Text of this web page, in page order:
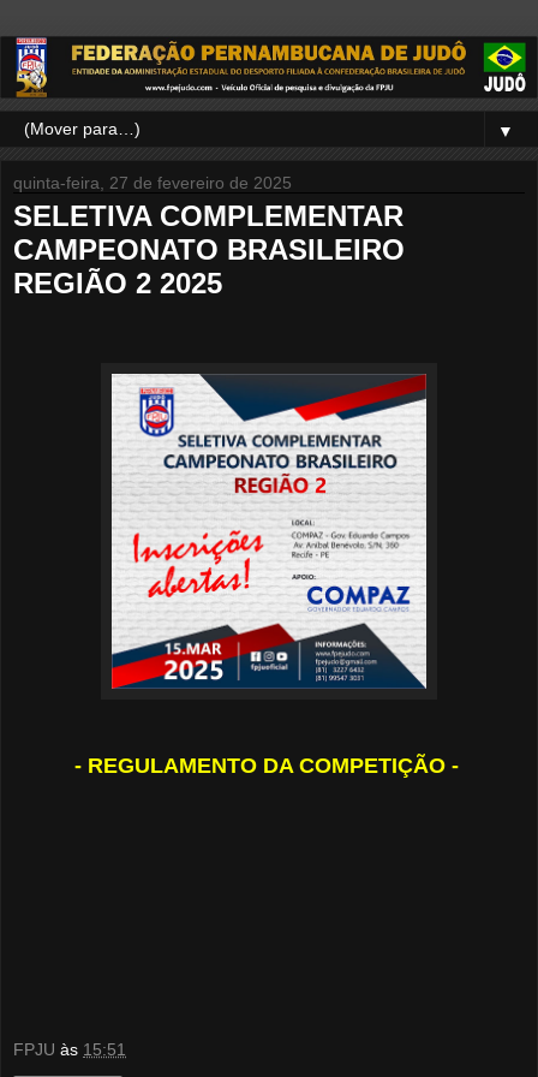
▼
quinta-feira, 27 de fevereiro de 2025
SELETIVA COMPLEMENTAR
CAMPEONATO BRASILEIRO
REGIÃO 2 2025
- REGULAMENTO DA COMPETIÇÃO -
FPJU às 15:51